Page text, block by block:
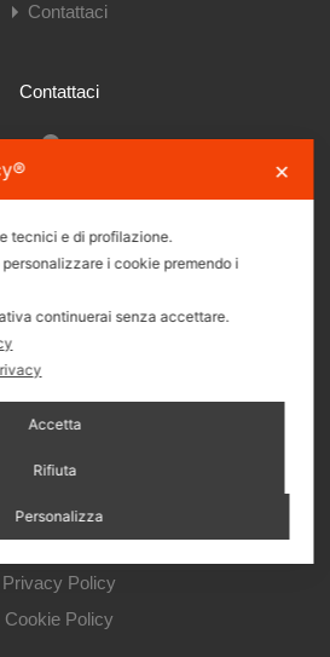
Contattaci
Contattaci
e Filippo 26R, 16121 Genova
Privacy Policy
Cookie Policy
✕
tecnici e di profilazione.
i cookie premendo i
continuerai senza accettare.
Accetta
Rifiuta
Personalizza